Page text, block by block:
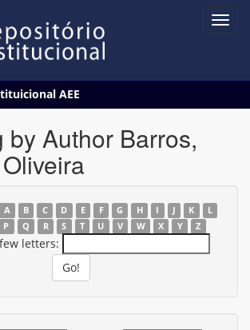
AEE
by Author Barros,
A B C D E F G H I J K
L
P Q R S T U V W X Y Z
letters: